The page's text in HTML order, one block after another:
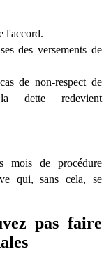
l'accord.
des versements de
de non-respect de
dette redevient
mois de procédure
qui, sans cela, se
pas faire